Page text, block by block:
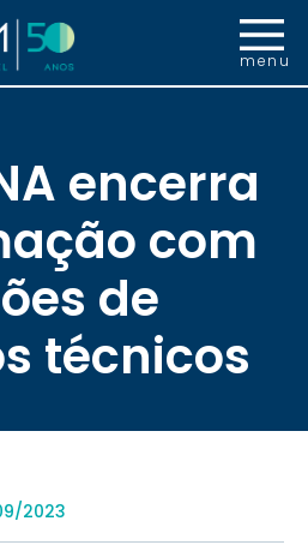
menu
encerra
com
de
técnicos
2023